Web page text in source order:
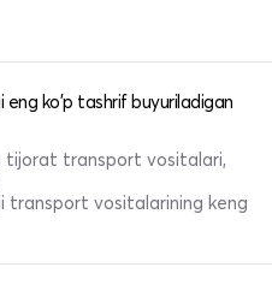
ko'p tashrif buyuriladigan
tijorat transport vositalari,
transport vositalarining keng